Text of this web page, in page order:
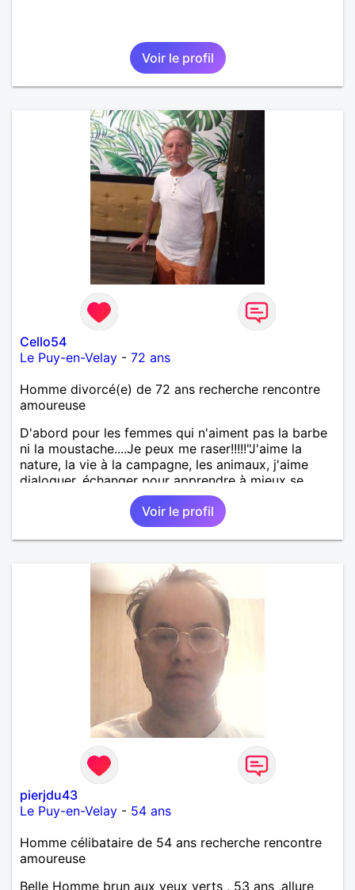
Voir le profil
Cello54
Le Puy-en-Velay - 72 ans
Homme divorcé(e) de 72 ans recherche rencontre
amoureuse
D'abord pour les femmes qui n'aiment pas la barbe
ni la moustache....Je peux me raser!!!!!"J'aime la
nature, la vie à la campagne, les animaux, j'aime
dialoguer, échanger pour apprendre à mieux se
connaître. Je suisd'un naturel romantique,
dynamique, fidèle, sincère, tendance altruiste,
bricoleur, cuisinier et aussi un peu sportif. J'aime les
sorties dans la nature, des balades en moto, en
cinéma,....et j'aime aussi les moments cocooning au
coin du feu, autour d'un verre ou d'un livre. Je
préfère le calme de la campagne au «speed » de la
ville. D'ailleurs j'imagine vivre ce quotidien avec une
femme spontanée, créative, qui soit le plus en paix
possible avec son passé, libre dans sa tête et dans
son cœur. Une femme qui souhaite construire
quelque chose de nouveau, afin de nous épanouir
ensemble. Bref, une personne qui, tout comme moi,
pleine de tendresse, qui aime les câlins, aspire à
partager...aimer et être aimée! PS: mes photos dates
de 2020,2022,2023,2024 et 2025. Rien ne vaut la
rencontre en vrai....les photos restent des photos JE
SUIS DELOCALISABLE!!
Voir le profil
pierjdu43
Le Puy-en-Velay - 54 ans
Homme célibataire de 54 ans recherche rencontre
amoureuse
Belle Homme brun aux yeux verts , 53 ans ,allure